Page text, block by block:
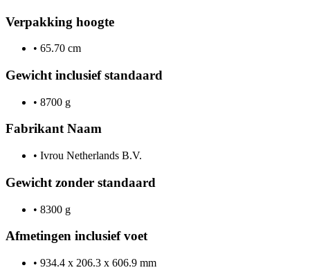
Verpakking hoogte
• 65.70 cm
Gewicht inclusief standaard
• 8700 g
Fabrikant Naam
• Ivrou Netherlands B.V.
Gewicht zonder standaard
• 8300 g
Afmetingen inclusief voet
• 934.4 x 206.3 x 606.9 mm